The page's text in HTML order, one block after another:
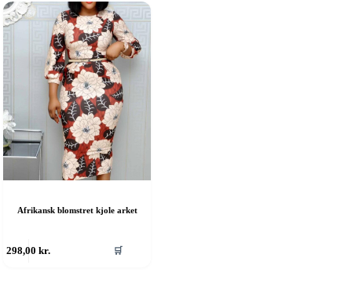
flere
varianter.
Afrikansk blomstret kjole arket
298,00kr. 🛒